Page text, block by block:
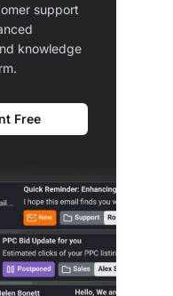
support
knowledge
Free